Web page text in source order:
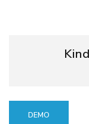
DEMO